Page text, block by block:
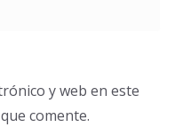
y web en este
comente.